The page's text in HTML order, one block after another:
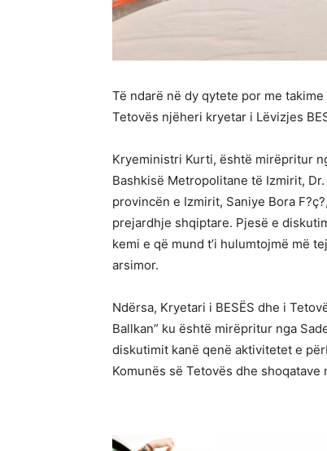
Të ndarë në dy qytete por me
Tetovës njëheri kryetar i Lëvizjes
Kryeministri Kurti, është mirëpritur
Bashkisë Metropolitane të Izmirit,
provincën e Izmirit, Saniye Bora
prejardhje shqiptare. Pjesë e
kemi e që mund t’i hulumtojmë më
arsimor.
Ndërsa, Kryetari i BESËS dhe i
Ballkan” ku është mirëpritur nga
diskutimit kanë qenë aktivitetet e
Komunës së Tetovës dhe shoqatave